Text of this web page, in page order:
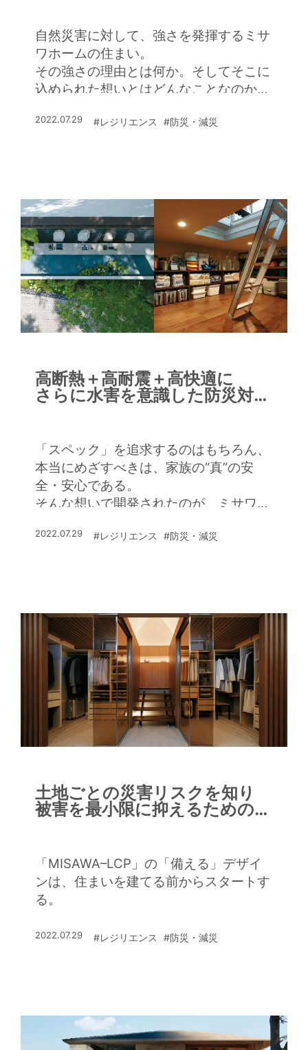
自然災害に対して、強さを発揮するミサ
ワホームの住まい。
その強さの理由とは何か。そしてそこに
込められた想いとはどんなことなのか。
フデザイナーの仁木政揮さんにお話しを
2022.07.29 #レジリエンス #防災・減災
高断熱＋高耐震＋高快適に
さらに水害を意識した防災対策
「スペック」を追求するのはもちろん、
本当にめざすべきは、家族の“真”の安
全・安心である。
そんな想いで開発されたのが、ミサワホ
自然災害とさまざまな場面での安全・安
2022.07.29 #レジリエンス #防災・減災
土地ごとの災害リスクを知り
被害を最小限に抑えるための備
「MISAWA–LCP」の「備える」デザイ
ンは、住まいを建てる前からスタートす
る。
2022.07.29 #レジリエンス #防災・減災